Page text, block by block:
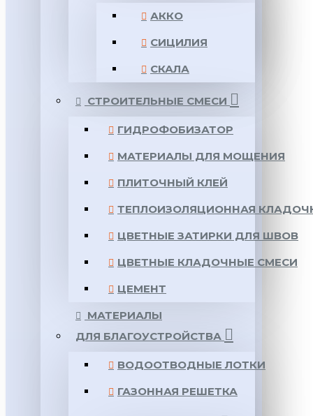
АККО
СИЦИЛИЯ
СКАЛА
СТРОИТЕЛЬНЫЕ СМЕСИ
ГИДРОФОБИЗАТОР
МАТЕРИАЛЫ ДЛЯ МОЩЕНИЯ
ПЛИТОЧНЫЙ КЛЕЙ
ТЕПЛОИЗОЛЯЦИОННАЯ
ЦВЕТНЫЕ ЗАТИРКИ ДЛЯ ШВОВ
ЦВЕТНЫЕ КЛАДОЧНЫЕ СМЕСИ
ЦЕМЕНТ
МАТЕРИАЛЫ
ДЛЯ БЛАГОУСТРОЙСТВА
ВОДООТВОДНЫЕ ЛОТКИ
ГАЗОННАЯ РЕШЕТКА